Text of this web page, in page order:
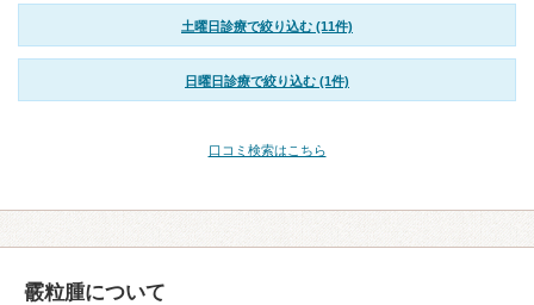
土曜日診療で絞り込む (11件)
日曜日診療で絞り込む (1件)
口コミ検索はこちら
霰粒腫について